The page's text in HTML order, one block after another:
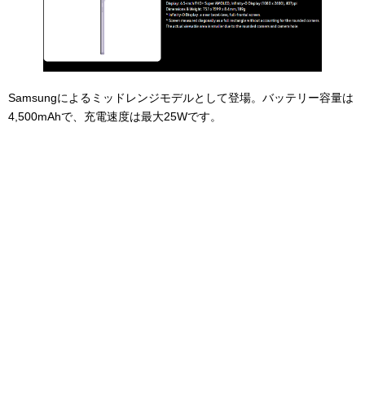
Samsungによるミッドレンジモデルとして登場。バッテリー容量は
4,500mAhで、充電速度は最大25Wです。